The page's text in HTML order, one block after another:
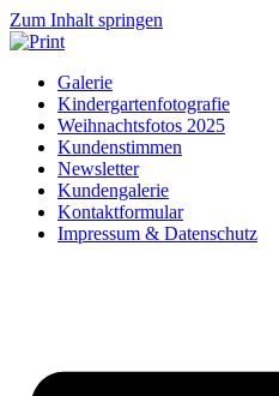
Zum Inhalt springen
Galerie
Kindergartenfotografie
Weihnachtsfotos 2025
Kundenstimmen
Newsletter
Kundengalerie
Kontaktformular
Impressum & Datenschutz